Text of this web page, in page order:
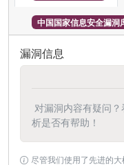
中国国家信息安全漏洞
漏洞信息
对漏洞内容有疑问
析是否有帮助！
尽管我们使用了先进的